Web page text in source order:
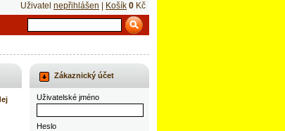
Zákaznický účet
Uživatelské jméno
Heslo
Uživatel nepřihlášen Košík 0 Kč